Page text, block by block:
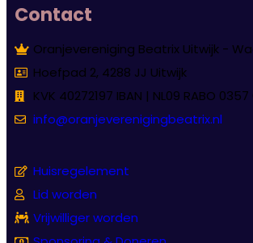
Contact
Oranjevereniging Beatrix Uitwijk -
Hoefpad 2, 4288 JJ Uitwijk
KVK 40272197 IBAN | NL09 RABO
info@oranjeverenigingbeatrix.nl
Huisregelement
Lid worden
Vrijwilliger worden